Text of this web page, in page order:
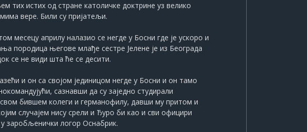
тих истих од стране католичке доктрине уз велико
вере. Били су пријатељи.
месецу априлу налазио се негде у Босни где је ускоро и
породица његове млађе сестре Јелене је из Београда
се не види шта ће се десити.
и он са својом јединицом негде у Босни и он тамо
сазнавши да су заједно студирали
бившем колеги и германофилу, давши му притом и
случајем нису срели и Ђуро би као и сви официри
заробљенички логор Оснабрик.